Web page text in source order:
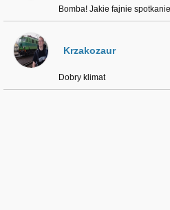
Bomba! Jakie fajnie
Krzakozaur
Dobry klimat